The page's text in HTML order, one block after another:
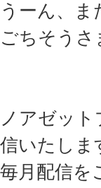
うーん、
ごちそうさ
ノアゼッ
信いたしま
毎月配信を